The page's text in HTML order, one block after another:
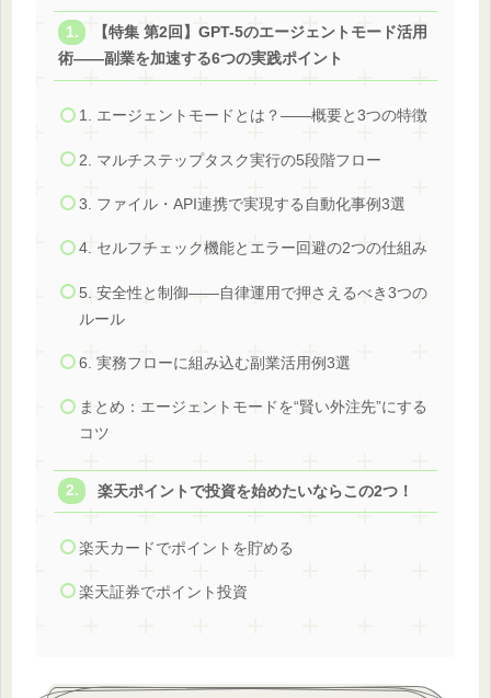
【特集 第2回】GPT-5のエージェントモード活用
術——副業を加速する6つの実践ポイント
1. エージェントモードとは？——概要と3つの特徴
2. マルチステップタスク実行の5段階フロー
3. ファイル・API連携で実現する自動化事例3選
4. セルフチェック機能とエラー回避の2つの仕組み
5. 安全性と制御——自律運用で押さえるべき3つの
ルール
6. 実務フローに組み込む副業活用例3選
まとめ：エージェントモードを“賢い外注先”にする
コツ
楽天ポイントで投資を始めたいならこの2つ！
楽天カードでポイントを貯める
楽天証券でポイント投資